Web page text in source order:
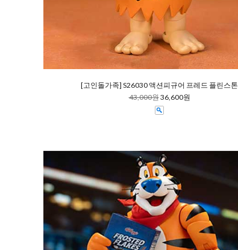
[고인돌가족] S26030 액션피규어 프레드 플린스톤
43,000원36,600원